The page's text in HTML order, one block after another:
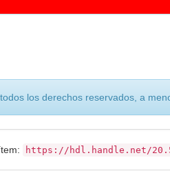
los derechos reservados, a
https://hdl.handle.net/